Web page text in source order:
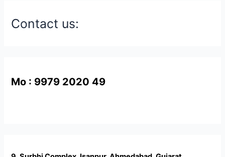
Contact us:
Mo : 9979 2020 49